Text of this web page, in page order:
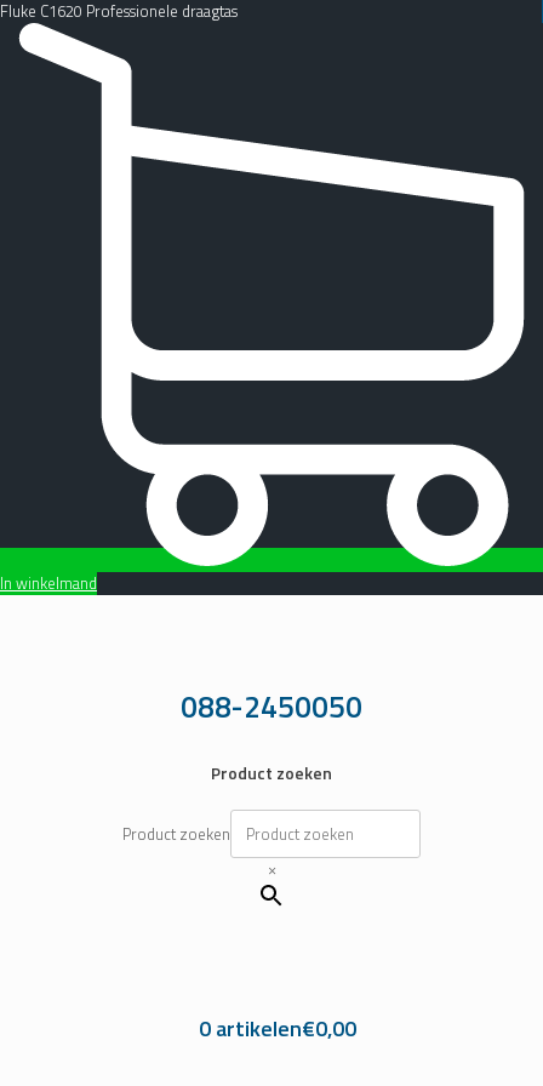
Fluke C1620 Professionele draagtas
In winkelmand
088-2450050
Product zoeken
Product zoeken
×
0 artikelen€0,00